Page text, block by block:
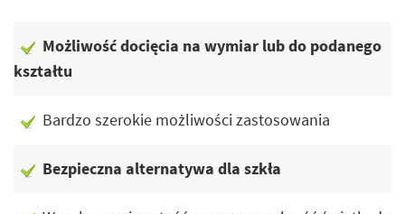
Możliwość docięcia na wymiar lub do podanego
kształtu
Bardzo szerokie możliwości zastosowania
Bezpieczna alternatywa dla szkła